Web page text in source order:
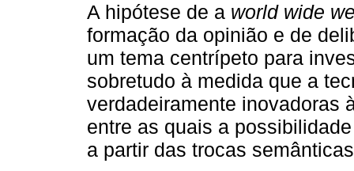
A hipótese de a world wide
formação da opinião e de
um tema centrípeto para
sobretudo à medida que a
verdadeiramente inovadoras
entre as quais a
a partir das trocas